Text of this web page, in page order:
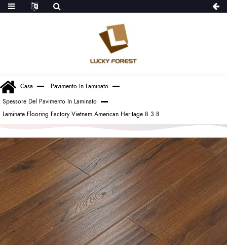
Casa
Pavimento In Laminato
Spessore Del Pavimento In Laminato
Laminate Flooring Factory Vietnam American Heritage 8.3 8